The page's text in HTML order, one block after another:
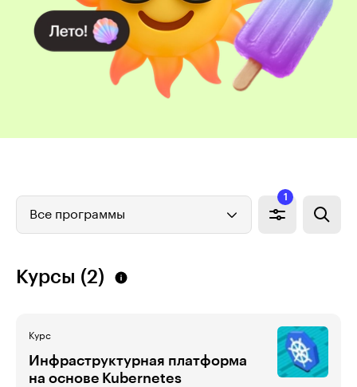
Все программы
1
Курсы (2)
Курс
Инфраструктурная платформа
на основе Kubernetes